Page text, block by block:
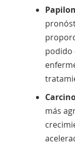
podido
más